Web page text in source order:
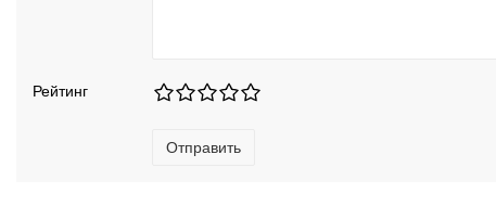
Рейтинг
Отправить